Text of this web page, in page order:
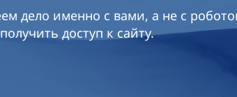
дело именно с вами, а не с
доступ к сайту.